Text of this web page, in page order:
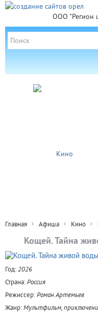
ООО "Регион
Кино
Главная Афиша Кино
Кощей. Тайна
Год:2026
Страна:Россия
Режиссер:Роман Артемьев
Жанр:Мультфильм,